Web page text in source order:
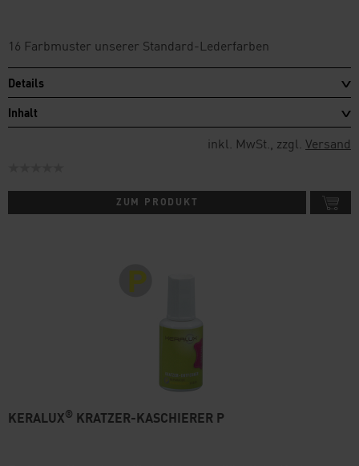
16 Farbmuster unserer Standard-Lederfarben
Details
Inhalt
inkl. MwSt., zzgl. Versand
ZUM PRODUKT
KERALUX® KRATZER-KASCHIERER P